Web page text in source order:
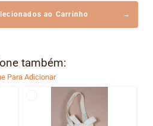
ao Carrinho
também:
Para Adicionar